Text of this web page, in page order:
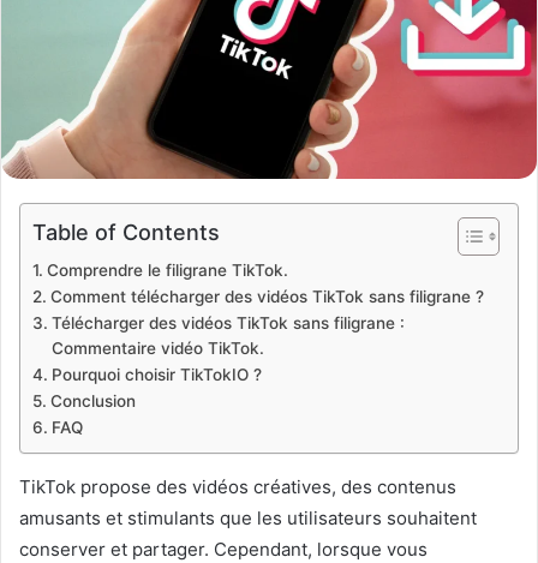
Table of Contents
Comprendre le filigrane TikTok.
Comment télécharger des vidéos TikTok sans filigrane ?
Télécharger des vidéos TikTok sans filigrane :
Commentaire vidéo TikTok.
Pourquoi choisir TikTokIO ?
Conclusion
FAQ
TikTok propose des vidéos créatives, des contenus
amusants et stimulants que les utilisateurs souhaitent
conserver et partager. Cependant, lorsque vous